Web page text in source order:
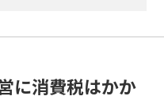
に消費税はかか